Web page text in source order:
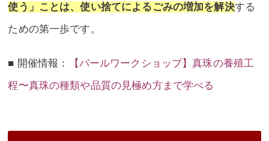
使う」ことは、使い捨てによるごみの増加を解決する
ための第一歩です。
■ 開催情報：
【パールワークショップ】真珠の養殖工
程〜真珠の種類や品質の見極め方まで学べる